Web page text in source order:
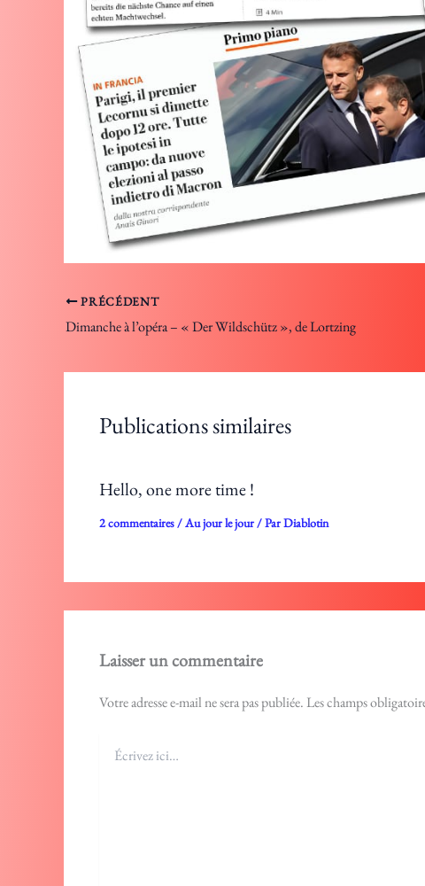
PRÉCÉDENT
Dimanche à l’opéra – « Der Wildschütz », de Lortzing
Publications similaires
Hello, one more time !
2 commentaires/Au jour le jour/ ParDiablotin
Laisser un commentaire
Votre adresse e-mail ne sera pas publiée.Les champs
ici…